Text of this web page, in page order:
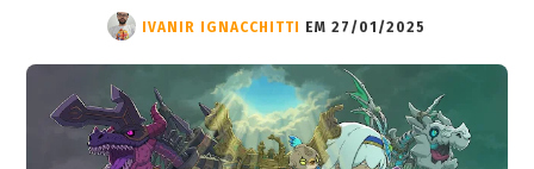
IVANIR IGNACCHITTI EM 27/01/2025